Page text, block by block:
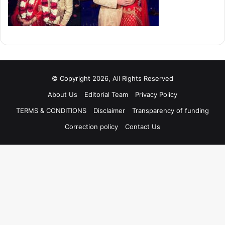
© Copyright 2026, All Rights Reserved
About Us
Editorial Team
Privacy Policy
TERMS & CONDITIONS
Disclaimer
Transparency of funding
Correction policy
Contact Us